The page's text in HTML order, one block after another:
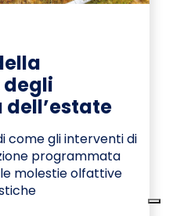
come gli interventi di
programmata
molestie olfattive